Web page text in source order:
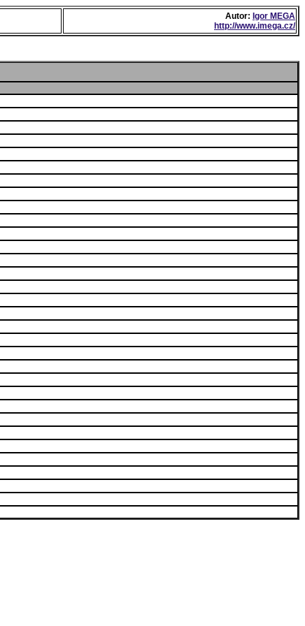
Autor: Igor MEGA
http://www.imega.cz/